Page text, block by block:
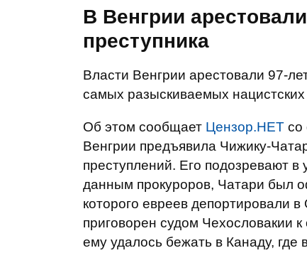
В Венгрии
преступника
Власти Венгрии арестовали 97-
самых разыскиваемых
Об этом сообщает Цензор.НЕТ со
Венгрии предъявила Чижику-
преступлений. Его подозревают в
данным прокуроров, Чатари был
которого евреев депортировали
приговорен судом Чехословакии
ему удалось бежать в Канаду,